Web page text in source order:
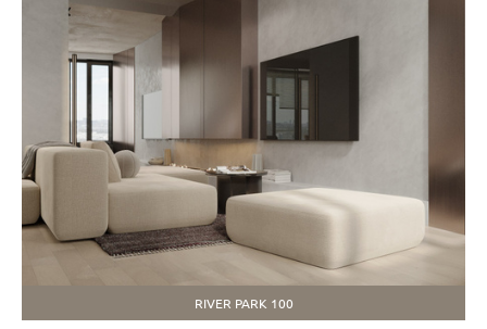
RIVER PARK 100